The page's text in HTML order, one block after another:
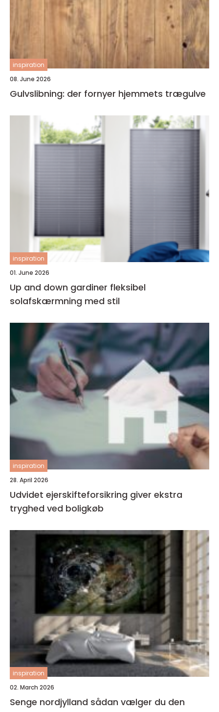
inspiration
08. June 2026
Gulvslibning: der fornyer hjemmets trægulve
inspiration
01. June 2026
Up and down gardiner fleksibel
solafskærmning med stil
inspiration
28. April 2026
Udvidet ejerskifteforsikring giver ekstra
tryghed ved boligkøb
inspiration
02. March 2026
Senge nordjylland sådan vælger du den